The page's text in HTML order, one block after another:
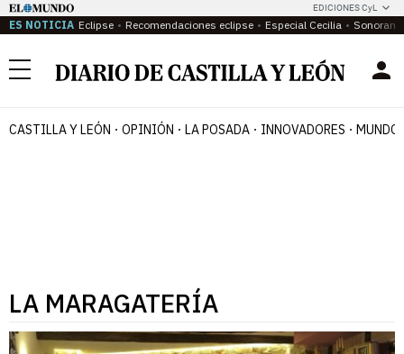
EDICIONES CyL
ES NOTICIA Eclipse Recomendaciones eclipse Especial Cecilia
Menú
CASTILLA Y LEÓN OPINIÓN LA POSADA INNOVADORES MUNDO
LA MARAGATERÍA